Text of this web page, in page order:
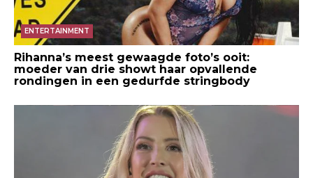
ENTERTAINMENT
Rihanna’s meest gewaagde foto’s ooit:
moeder van drie showt haar opvallende
rondingen in een gedurfde stringbody